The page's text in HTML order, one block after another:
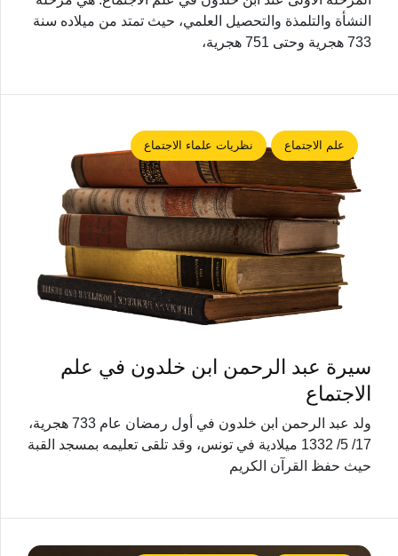
النشأة والتلمذة والتحصيل العلمي، حيث تمتد من ميلاده سنة
733 هجرية وحتى 751 هجرية،
علم الاجتماع نظريات علماء الاجتماع
سيرة عبد الرحمن ابن خلدون في علم
الاجتماع
ولد عبد الرحمن ابن خلدون في أول رمضان عام 733 هجرية،
17/ 5/ 1332 ميلادية في تونس، وقد تلقى تعليمه بمسجد القبة
حيث حفظ القرآن الكريم